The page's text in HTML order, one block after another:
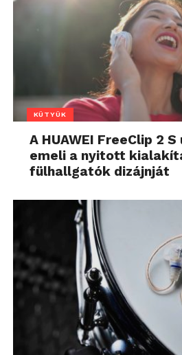
KÜTYÜK
A HUAWEI FreeClip 2
emeli a nyitott
fülhallgatók dizájnját